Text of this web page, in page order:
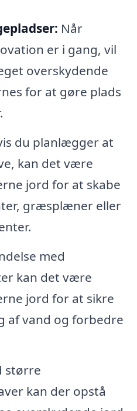
Når
er i gang, vil
overskydende
for at gøre plads
du planlægger at
kan det være
jord for at skabe
græsplæner eller
med
kan det være
jord for at sikre
af vand og forbedre
større
kan der opstå